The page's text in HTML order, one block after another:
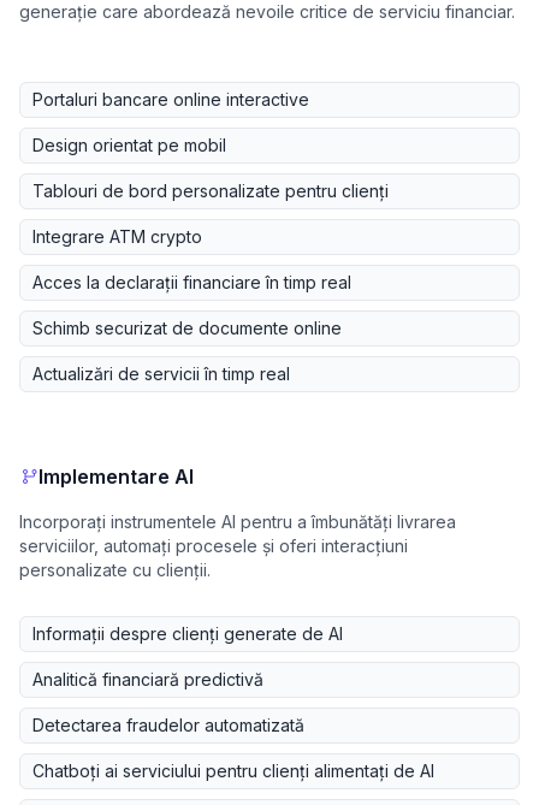
generație care abordează nevoile critice de serviciu financiar.
Portaluri bancare online interactive
Design orientat pe mobil
Tablouri de bord personalizate pentru clienți
Integrare ATM crypto
Acces la declarații financiare în timp real
Schimb securizat de documente online
Actualizări de servicii în timp real
Implementare AI
Incorporați instrumentele AI pentru a îmbunătăți livrarea
serviciilor, automați procesele și oferi interacțiuni
personalizate cu clienții.
Informații despre clienți generate de AI
Analitică financiară predictivă
Detectarea fraudelor automatizată
Chatboți ai serviciului pentru clienți alimentați de AI